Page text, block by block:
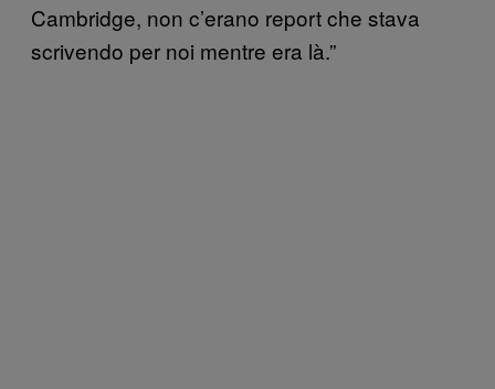
Cambridge, non c’erano report che stava
scrivendo per noi mentre era là.”